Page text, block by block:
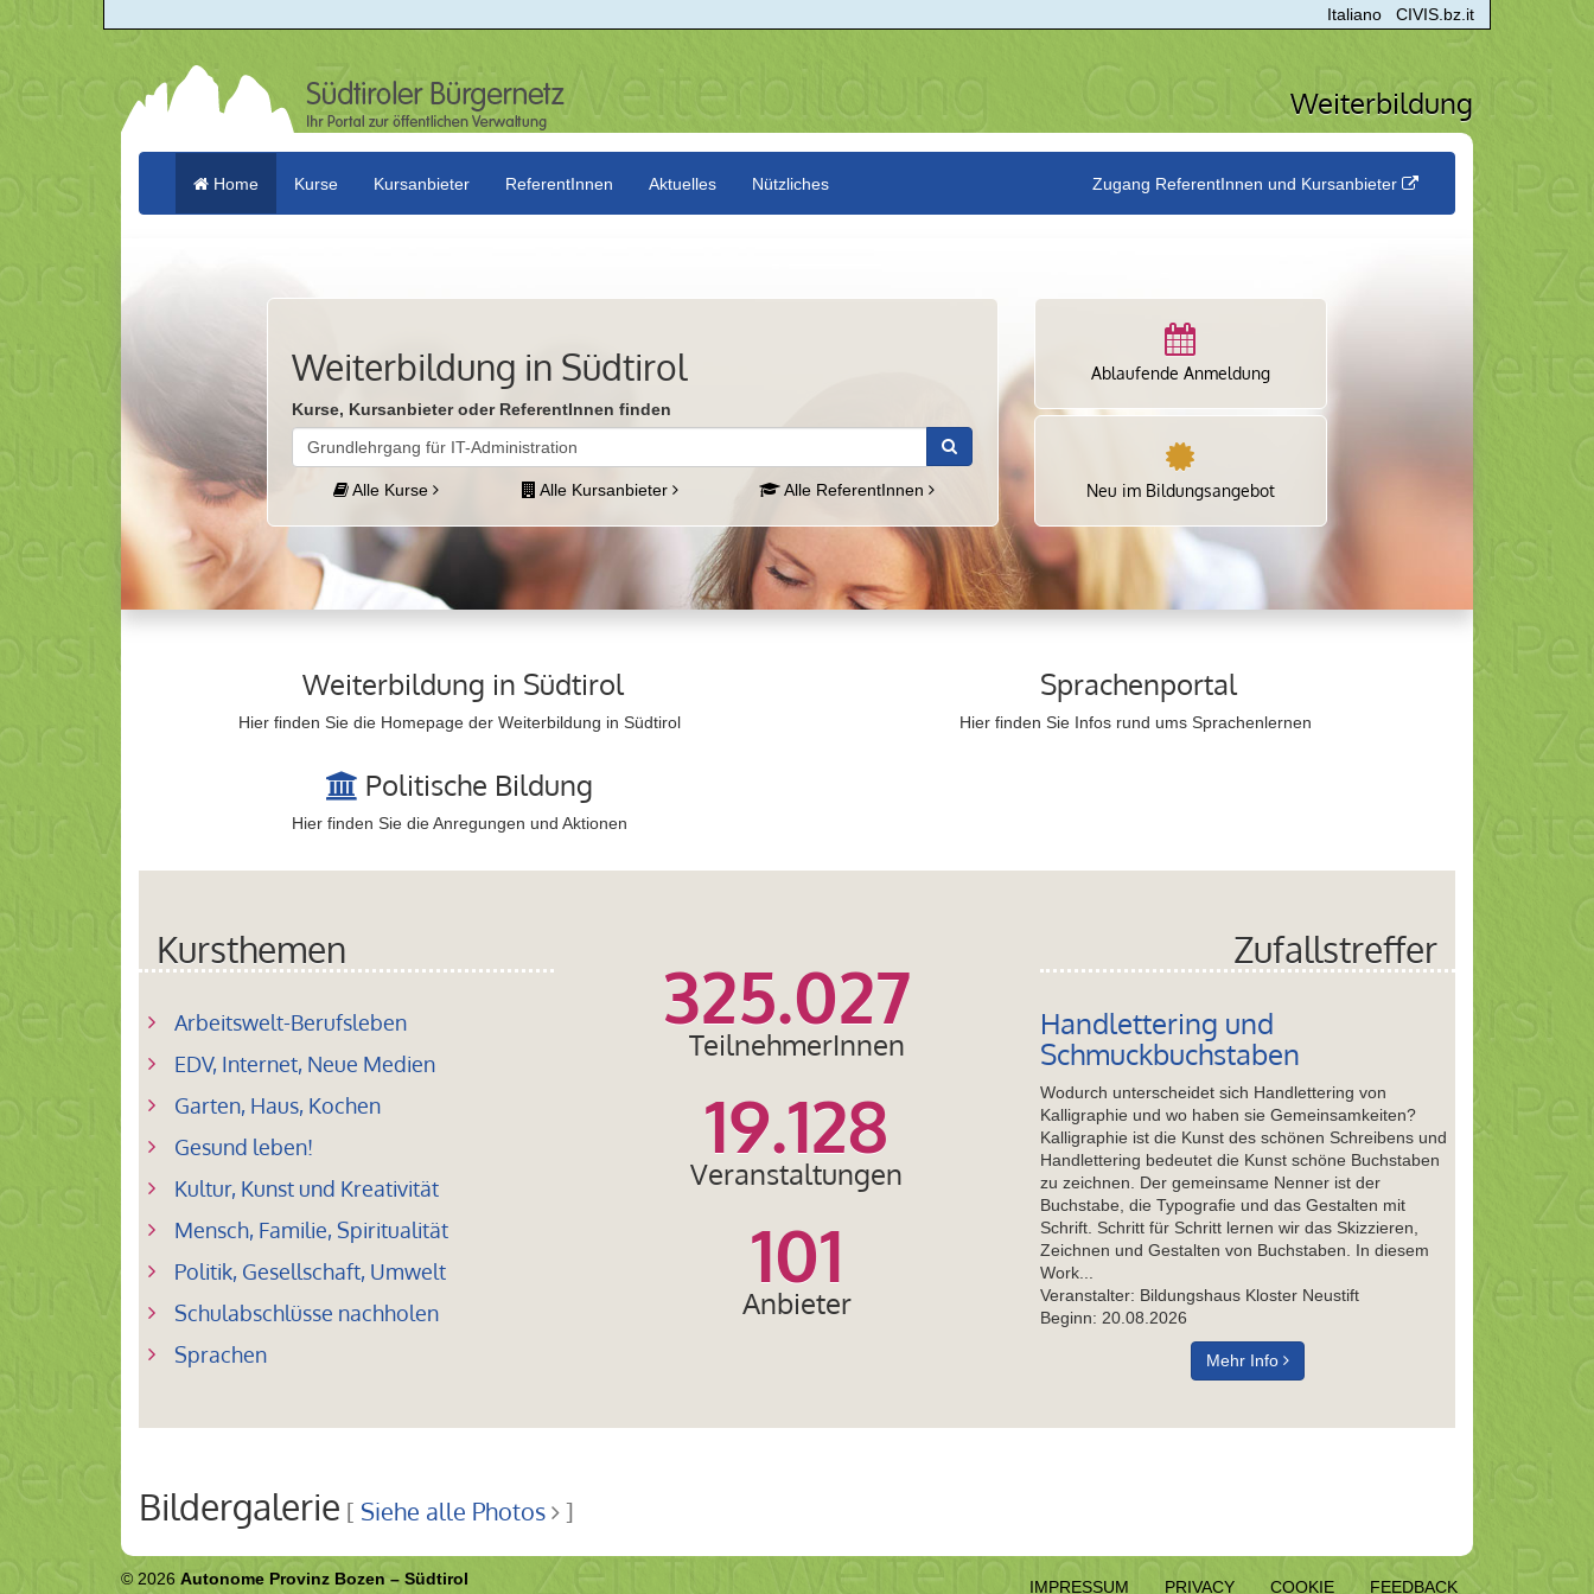
Italiano CIVIS.bz.it
Weiterbildung
Home Kurse Kursanbieter ReferentInnen Aktuelles Nützliches Zugang ReferentInnen und Kursanbieter
Weiterbildung in Südtirol
Kurse, Kursanbieter oder ReferentInnen finden
Alle Kurse Alle Kursanbieter Alle ReferentInnen
Ablaufende Anmeldung
Neu im Bildungsangebot
Weiterbildung in Südtirol
Hier finden Sie die Homepage der Weiterbildung in Südtirol
Sprachenportal
Hier finden Sie Infos rund ums Sprachenlernen
Politische Bildung
Hier finden Sie die Anregungen und Aktionen
Kursthemen
Arbeitswelt-Berufsleben
EDV, Internet, Neue Medien
Garten, Haus, Kochen
Gesund leben!
Kultur, Kunst und Kreativität
Mensch, Familie, Spiritualität
Politik, Gesellschaft, Umwelt
Schulabschlüsse nachholen
Sprachen
325.027
TeilnehmerInnen
19.128
Veranstaltungen
101
Anbieter
Zufallstreffer
Handlettering und
Schmuckbuchstaben
Wodurch unterscheidet sich Handlettering von
Kalligraphie und wo haben sie Gemeinsamkeiten?
Kalligraphie ist die Kunst des schönen Schreibens und
Handlettering bedeutet die Kunst schöne Buchstaben
zu zeichnen. Der gemeinsame Nenner ist der
Buchstabe, die Typografie und das Gestalten mit
Schrift. Schritt für Schritt lernen wir das Skizzieren,
Zeichnen und Gestalten von Buchstaben. In diesem
Work...
Veranstalter: Bildungshaus Kloster Neustift
Beginn: 20.08.2026
Mehr Info
Bildergalerie [ Siehe alle Photos ]
© 2026 Autonome Provinz Bozen – Südtirol
IMPRESSUM PRIVACY COOKIE FEEDBACK